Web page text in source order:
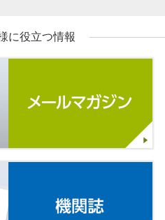
に役立つ情報